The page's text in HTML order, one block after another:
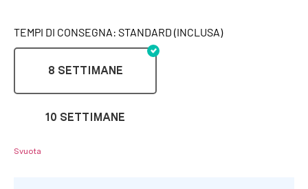
TEMPI DI CONSEGNA: STANDARD (INCLUSA)
8 SETTIMANE
10 SETTIMANE
Svuota